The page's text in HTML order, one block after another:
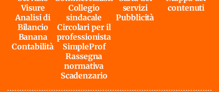
Visure
Analisi di
Bilancio
Banana
Contabilità
Collegio
sindacale
Circolari per il
professionista
SimpleProf
Rassegna
normativa
Scadenzario
servizi
Pubblicità
contenuti